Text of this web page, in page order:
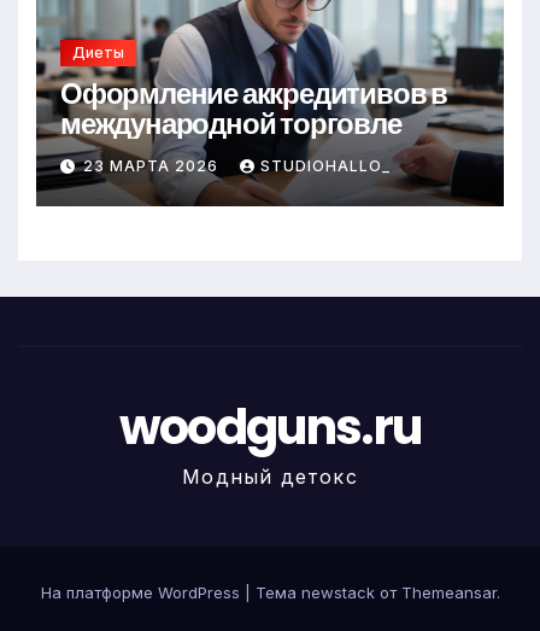
Диеты
Оформление аккредитивов в
международной торговле
23 МАРТА 2026 STUDIOHALLO_
woodguns.ru
Модный детокс
На платформе WordPress Тема newstack от Themeansar.